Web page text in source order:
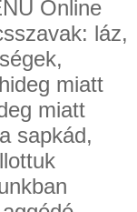
Online
láz,
miatt
miatt
sapkád,